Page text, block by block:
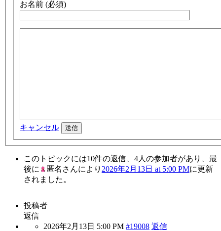
このトピックには10件の返信、4人の参加者があり、最
後に
匿名さんにより 2026年2月13日 at 5:00 PMに更新
されました。
投稿者
返信
2026年2月13日 5:00 PM #19008 返信
お名前 (必須)
キャンセル 送信